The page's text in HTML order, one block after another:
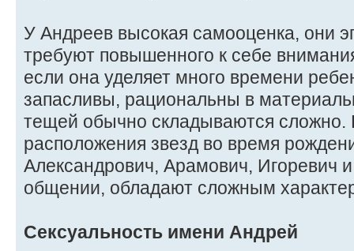
У Андреев высокая самооценка, они
требуют повышенного к себе
если она уделяет много времени
запасливы, рациональны в
тещей обычно складываются сложно.
расположения звезд во время
Александрович, Арамович, Игоревич
общении, обладают сложным
Сексуальность имени Андрей